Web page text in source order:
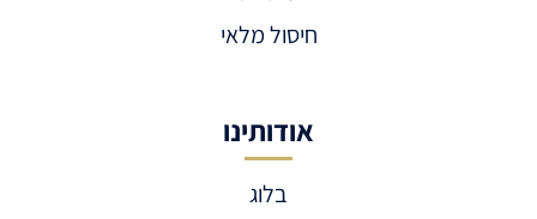
חיסול מלאי
אודותינו
בלוג